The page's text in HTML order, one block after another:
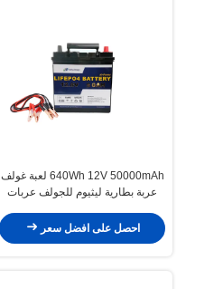
640Wh 12V 50000mAh لعبة غولف
عربة بطارية ليثيوم للجولف عربات
احصل على افضل سعر